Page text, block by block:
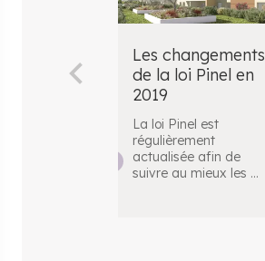
Les changements
de la loi Pinel en
2019
La loi Pinel est
régulièrement
actualisée afin de
suivre au mieux les ...